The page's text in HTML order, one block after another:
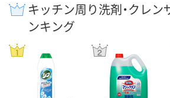
キッチン周り洗剤・クレ
ンキング